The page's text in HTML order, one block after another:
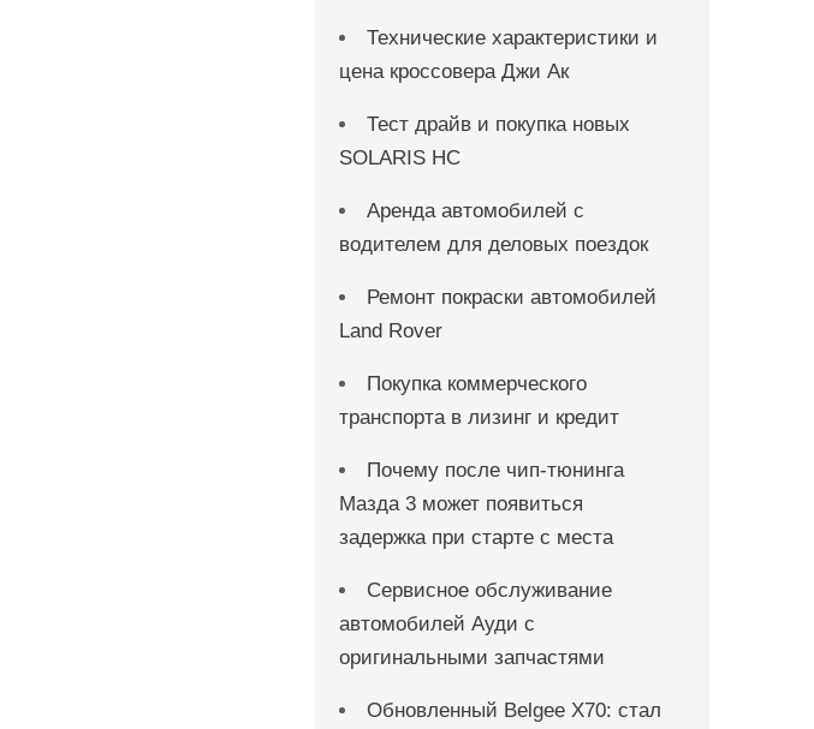
Технические характеристики и
цена кроссовера Джи Ак
Тест драйв и покупка новых
SOLARIS HC
Аренда автомобилей с
водителем для деловых поездок
Ремонт покраски автомобилей
Land Rover
Покупка коммерческого
транспорта в лизинг и кредит
Почему после чип-тюнинга
Мазда 3 может появиться
задержка при старте с места
Сервисное обслуживание
автомобилей Ауди с
оригинальными запчастями
Обновленный Belgee X70: стал